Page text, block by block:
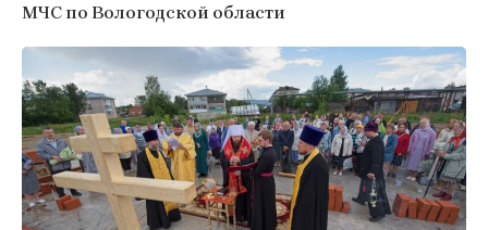
МЧС по Вологодской области